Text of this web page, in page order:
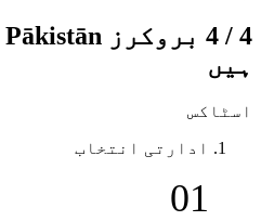
ہیں
اسٹاکس
ادارتی انتخاب
01